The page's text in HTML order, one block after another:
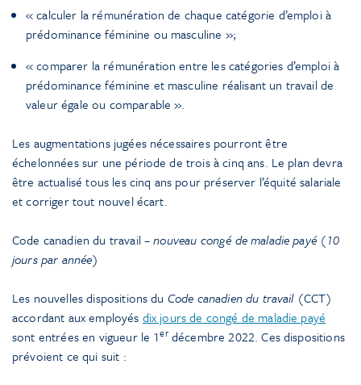
« calculer la rémunération de chaque catégorie d’emploi à
prédominance féminine ou masculine »;
« comparer la rémunération entre les catégories d’emploi à
prédominance féminine et masculine réalisant un travail de
valeur égale ou comparable ».
Les augmentations jugées nécessaires pourront être
échelonnées sur une période de trois à cinq ans. Le plan devra
être actualisé tous les cinq ans pour préserver l’équité salariale
et corriger tout nouvel écart.
Code canadien du travail– nouveau congé de maladie payé (10
jours par année)
Les nouvelles dispositions du Code canadien du travail(CCT)
accordant aux employés dix jours de congé de maladie payé
sont entrées en vigueur le 1erdécembre 2022. Ces dispositions
prévoient ce qui suit :